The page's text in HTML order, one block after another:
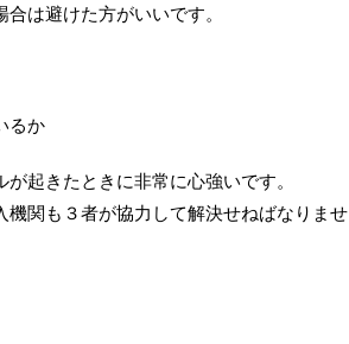
は避けた方がいいです。
るか
起きたときに非常に心強いです。
関も３者が協力して解決せねばなりませ